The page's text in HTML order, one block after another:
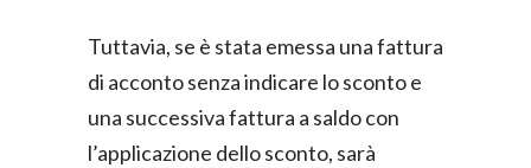
Tuttavia, se è stata emessa una fattura
di acconto senza indicare lo sconto e
una successiva fattura a saldo con
l’applicazione dello sconto, sarà